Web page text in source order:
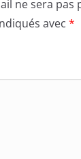
ne sera pas
avec *